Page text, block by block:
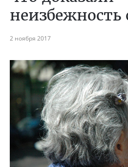
неизбежность
2 ноября 2017